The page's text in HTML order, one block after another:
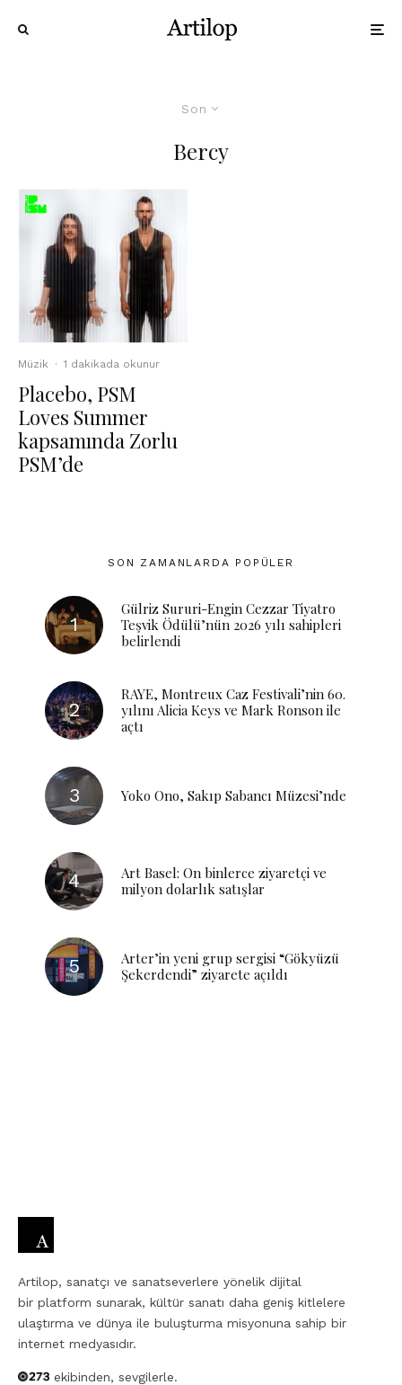
Son
Bercy
Müzik · 1 dakikada okunur
Placebo, PSM
Loves Summer
kapsamında Zorlu
PSM’de
SON ZAMANLARDA POPÜLER
Gülriz Sururi-Engin Cezzar Tiyatro
Teşvik Ödülü’nün 2026 yılı sahipleri
belirlendi
RAYE, Montreux Caz Festivali’nin 60.
yılını Alicia Keys ve Mark Ronson ile
açtı
Yoko Ono, Sakıp Sabancı Müzesi’nde
Art Basel: On binlerce ziyaretçi ve
milyon dolarlık satışlar
Arter’in yeni grup sergisi “Gökyüzü
Şekerdendi” ziyarete açıldı
Artilop, sanatçı ve sanatseverlere yönelik dijital
bir platform sunarak, kültür sanatı daha geniş kitlelere
ulaştırma ve dünya ile buluşturma misyonuna sahip bir
internet medyasıdır.
ekibinden, sevgilerle.